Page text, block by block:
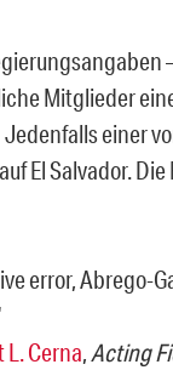
Mitglieder
Jedenfalls einer
El Salvador.
error, Abrego-
Cerna, Acting